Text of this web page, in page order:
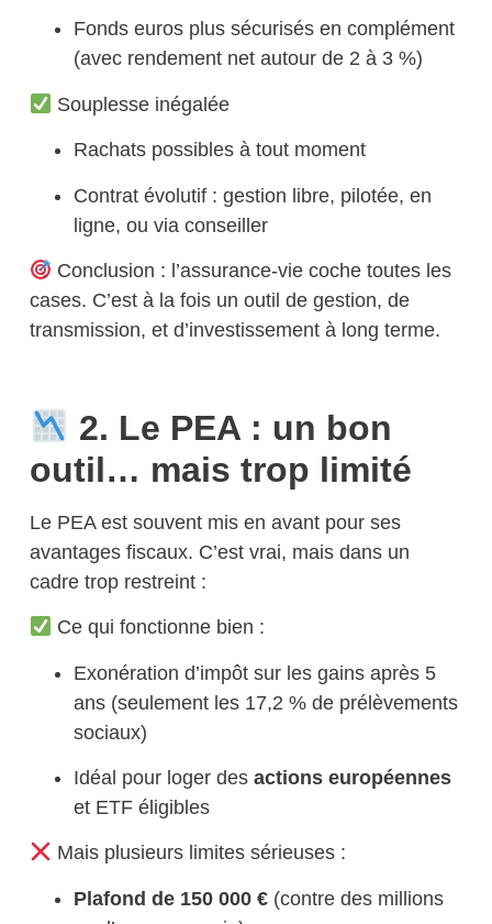
Fonds euros plus sécurisés en complément
(avec rendement net autour de 2 à 3 %)
Souplesse inégalée
Rachats possibles à tout moment
Contrat évolutif : gestion libre, pilotée, en
ligne, ou via conseiller
Conclusion : l’assurance-vie coche toutes les
cases. C’est à la fois un outil de gestion, de
transmission, et d’investissement à long terme.
2. Le PEA : un bon
outil… mais trop limité
Le PEA est souvent mis en avant pour ses
avantages fiscaux. C’est vrai, mais dans un
cadre trop restreint:
Ce qui fonctionne bien :
Exonération d’impôt sur les gains après 5
ans (seulement les 17,2 % de prélèvements
sociaux)
Idéal pour loger des actions européennes
et ETF éligibles
Mais plusieurs limites sérieuses :
Plafond de 150 000 €(contre des millions